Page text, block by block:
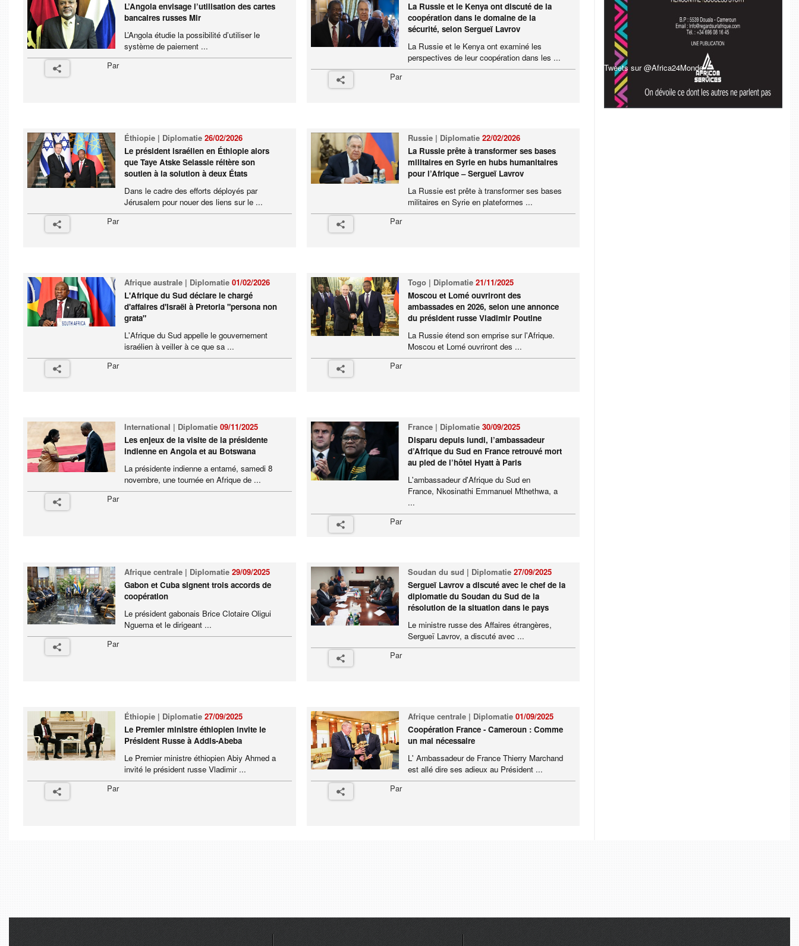
L’Angola envisage l’utilisation des cartes
bancaires russes Mir
L’Angola étudie la possibilité d’utiliser le
système de paiement ...
Par
La Russie et le Kenya ont discuté de la
coopération dans le domaine de la
sécurité, selon Sergueï Lavrov
La Russie et le Kenya ont examiné les
perspectives de leur coopération dans les ...
Par
Éthiopie | Diplomatie26/02/2026
Le président israélien en Éthiopie alors
que Taye Atske Selassie réitère son
soutien à la solution à deux États
Dans le cadre des efforts déployés par
Jérusalem pour nouer des liens sur le ...
Par
Russie | Diplomatie 22/02/2026
La Russie prête à transformer ses bases
militaires en Syrie en hubs humanitaires
pour l’Afrique – Sergueï Lavrov
La Russie est prête à transformer ses bases
militaires en Syrie en plateformes ...
Par
Afrique australe | Diplomatie01/02/2026
L'Afrique du Sud déclare le chargé
d'affaires d'Israël à Pretoria "persona non
grata"
L'Afrique du Sud appelle le gouvernement
israélien à veiller à ce que sa ...
Par
Togo | Diplomatie 21/11/2025
Moscou et Lomé ouvriront des
ambassades en 2026, selon une annonce
du président russe Vladimir Poutine
La Russie étend son emprise sur l'Afrique.
Moscou et Lomé ouvriront des ...
Par
International | Diplomatie09/11/2025
Les enjeux de la visite de la présidente
indienne en Angola et au Botswana
La présidente indienne a entamé, samedi 8
novembre, une tournée en Afrique de ...
Par
France | Diplomatie 30/09/2025
Disparu depuis lundi, l’ambassadeur
d’Afrique du Sud en France retrouvé mort
au pied de l’hôtel Hyatt à Paris
L'ambassadeur d'Afrique du Sud en
France, Nkosinathi Emmanuel Mthethwa, a
...
Par
Afrique centrale | Diplomatie29/09/2025
Gabon et Cuba signent trois accords de
coopération
Le président gabonais Brice Clotaire Oligui
Nguema et le dirigeant ...
Par
Soudan du sud | Diplomatie 27/09/2025
Sergueï Lavrov a discuté avec le chef de la
diplomatie du Soudan du Sud de la
résolution de la situation dans le pays
Le ministre russe des Affaires étrangères,
Sergueï Lavrov, a discuté avec ...
Par
Éthiopie | Diplomatie27/09/2025
Le Premier ministre éthiopien invite le
Président Russe à Addis-Abeba
Le Premier ministre éthiopien Abiy Ahmed a
invité le président russe Vladimir ...
Par
Afrique centrale | Diplomatie 01/09/2025
Coopération France - Cameroun : Comme
un mal nécessaire
L' Ambassadeur de France Thierry Marchand
est allé dire ses adieux au Président ...
Par
Tweets sur @Africa24Monde